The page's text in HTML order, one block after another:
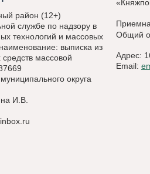
район (12+)
службе по надзору в
технологий и массовых
выписка из
массовой
округа
И.В.
Общий
Адрес:
Email: